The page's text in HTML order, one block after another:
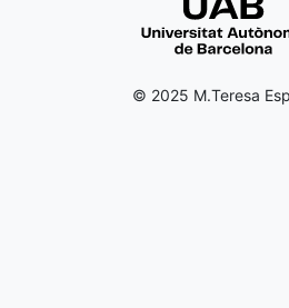
© 2025 M.Teresa